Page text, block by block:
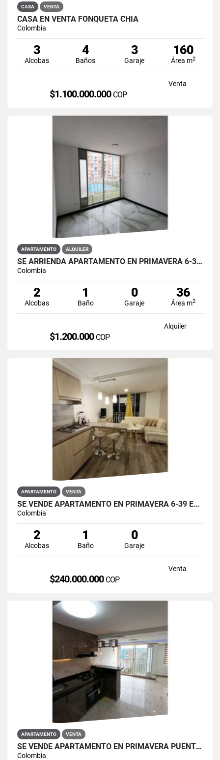
CASA VENTA
CASA EN VENTA FONQUETÁ CHÍA
Colombia
3
Alcobas
4
Baños
3
Garaje
160
Área m2
Venta
$1.100.000.000 COP
APARTAMENTO ALQUILER
SE ARRIENDA APARTAMENTO EN PRIMAVERA 6-39 ET 2 PISO 3 PARS ESTRENAR
Colombia
2
Alcobas
1
Baño
0
Garaje
36
Área m2
Alquiler
$1.200.000 COP
APARTAMENTO VENTA
SE VENDE APARTAMENTO EN PRIMAVERA 6-39 ET 2 PUENTE ARANDA
Colombia
2
Alcobas
1
Baño
0
Garaje
Venta
$240.000.000 COP
APARTAMENTO VENTA
SE VENDE APARTAMENTO EN PRIMAVERA PUENTE ARANDA
Colombia